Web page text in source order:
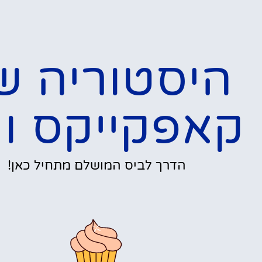
היסטוריה
קאפקייקס
הדרך לביס המושלם מתחיל כאן!